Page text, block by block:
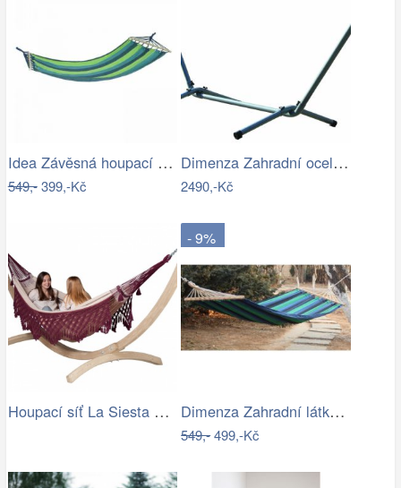
Idea Závěsná houpací síť zelená/modrá
549,-399,-Kč
Dimenza Zahradní ocelový stojan na…
2490,-Kč
Houpací síť La Siesta Bossanova Family …
- 9%
Dimenza Zahradní látková houpací síť s…
549,-499,-Kč